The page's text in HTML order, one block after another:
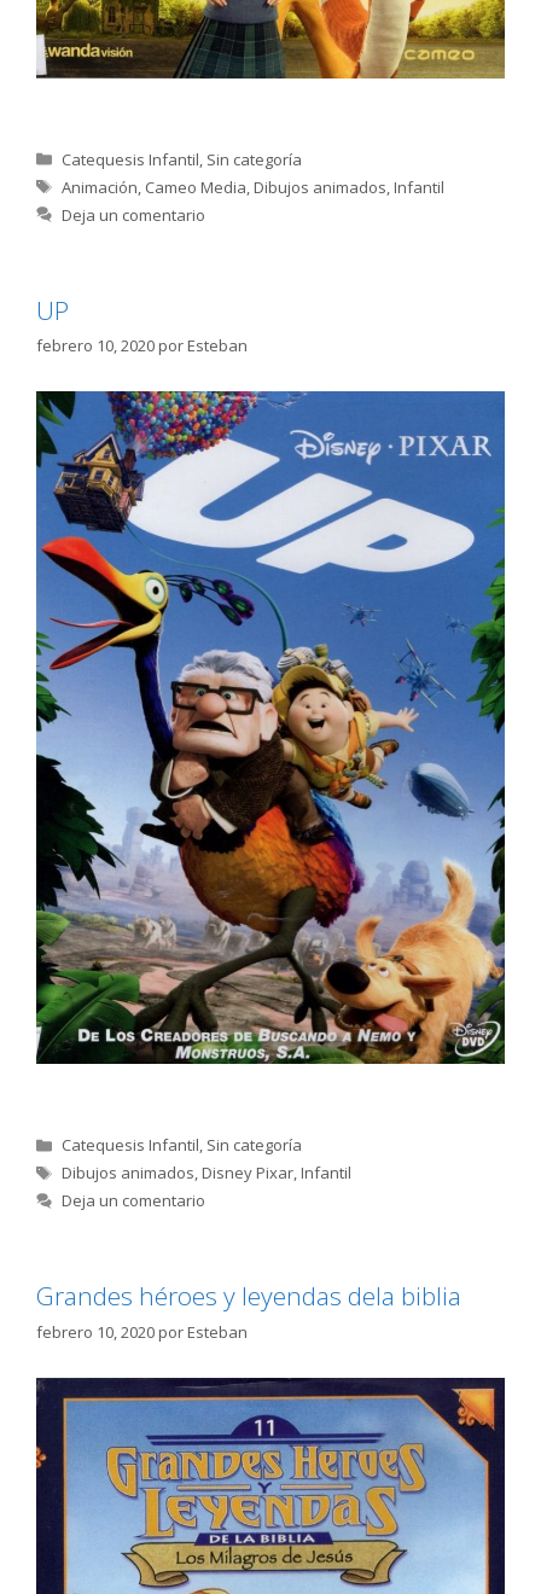
Categorías
Catequesis Infantil Sin categoría
Etiquetas
Animación Cameo Media Dibujos animados Infantil
Deja un comentario
UP
febrero 10, 2020porEsteban
Categorías
Catequesis Infantil, Sin categoría
Etiquetas
Dibujos animados,Disney Pixar,Infantil
Deja un comentario
Grandes héroes y leyendas dela biblia
febrero 10, 2020porEsteban